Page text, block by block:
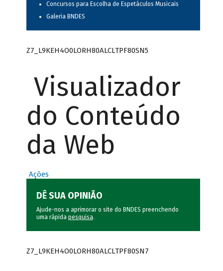
Concursos para Escolha de Espetáculos Musicais
Galeria BNDES
Z7_L9KEH4O0LORH80ALCLTPF80SN5
Visualizador
do Conteúdo
da Web
Ações
DÊ SUA OPINIÃO
Ajude-nos a aprimorar o site do BNDES preenchendo
uma rápida pesquisa.
Z7_L9KEH4O0LORH80ALCLTPF80SN7